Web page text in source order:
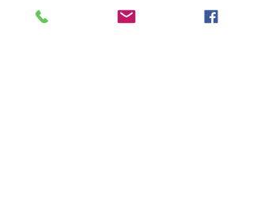
revizor
de Gogol et L’inspecteur Fix dans
l’adaptation de Pavel Kohout du
Tour du